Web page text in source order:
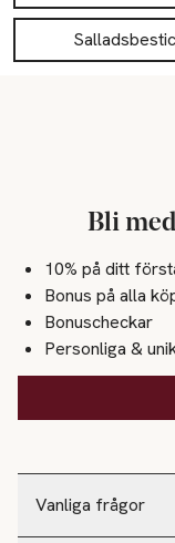
Vanliga frågor
Bli
10% på ditt
Bonus på alla
Bonuscheckar
Personliga &